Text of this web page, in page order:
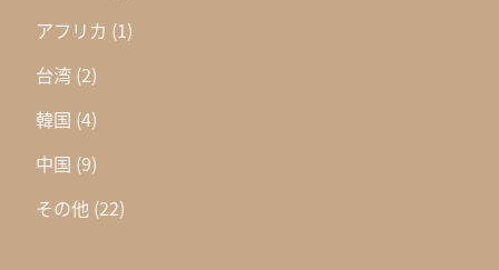
アフリカ (1)
台湾 (2)
韓国 (4)
中国 (9)
その他 (22)